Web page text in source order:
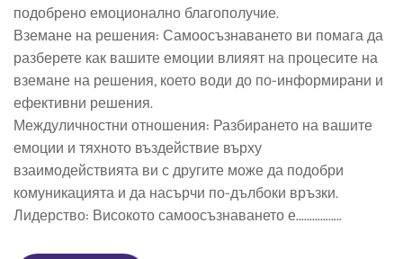
подобрено емоционално благополучие.
Вземане на решения: Самоосъзнаването ви помага да
разберете как вашите емоции влияят на процесите на
вземане на решения, което води до по-информирани и
ефективни решения.
Междуличностни отношения: Разбирането на вашите
емоции и тяхното въздействие върху
взаимодействията ви с другите може да подобри
комуникацията и да насърчи по-дълбоки връзки.
Лидерство: Високото самоосъзнаването е……………..